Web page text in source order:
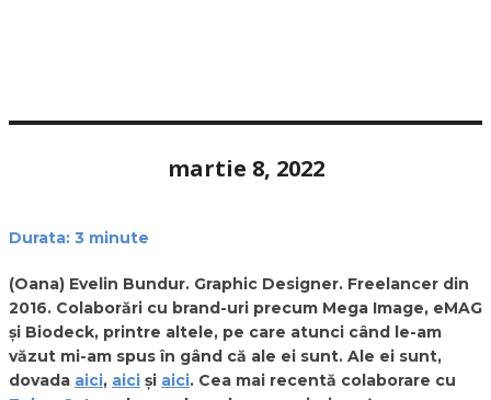
martie 8, 2022
Durata: 3 minute
(Oana) Evelin Bundur. Graphic Designer. Freelancer din
2016. Colaborări cu brand-uri precum Mega Image, eMAG
și Biodeck, printre altele, pe care atunci când le-am
văzut mi-am spus în gând că ale ei sunt. Ale ei sunt,
dovada aici, aici și aici. Cea mai recentă colaborare cu